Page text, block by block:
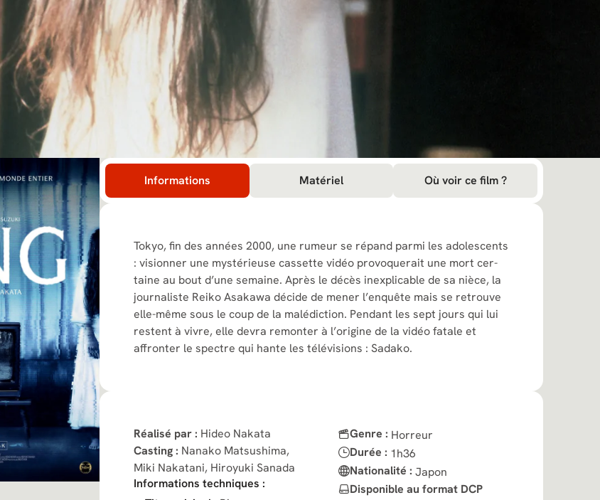
Informations Matériel Où voir ce film ?
Tokyo, fin des années 2000, une ru­meur se répand parmi les adoles­cents
: visionner une mystérieuse cassette vidéo provoquerait une mort cer­
taine au bout d’une semaine. Après le dé­cès inexplicable de sa nièce, la
journaliste Reiko Asakawa décide de mener l’enquête mais se retrouve
elle-même sous le coup de la malédiction. Pendant les sept jours qui lui
restent à vivre, elle devra remonter à l’origine de la vidéo fatale et
affronter le spectre qui hante les télévisions : Sadako.
Réalisé par : Hideo Nakata
Casting : Nanako Matsushima,
Miki Nakatani, Hiroyuki Sanada
Informations techniques :
Genre : Horreur
Durée : 1h36
Nationalité : Japon
Disponible au format DCP